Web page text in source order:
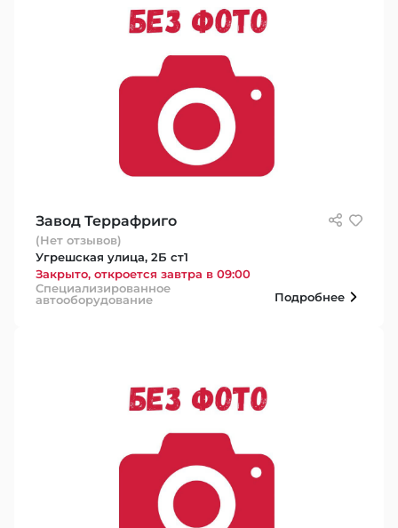
Завод Террафриго
(Нет отзывов)
Угрешская улица, 2Б ст1
Закрыто, откроется завтра в 09:00
Специализированное
автооборудование
Подробнее